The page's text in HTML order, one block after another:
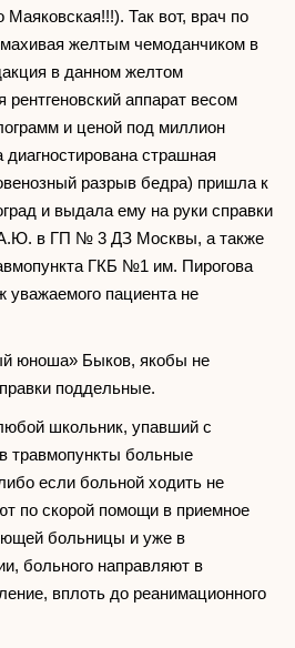
Маяковская!!!). Так вот, врач по
желтым чемоданчиком в
в данном желтом
аппарат весом
и ценой под миллион
страшная
разрыв бедра) пришла к
и выдала ему на руки справки
в ГП № 3 ДЗ Москвы, а также
ГКБ №1 им. Пирогова
уважаемого пациента не
юноша» Быков, якобы не
поддельные.
школьник, упавший с
травмопункты больные
если больной ходить не
по скорой помощи в приемное
больницы и уже в
больного направляют в
вплоть до реанимационного